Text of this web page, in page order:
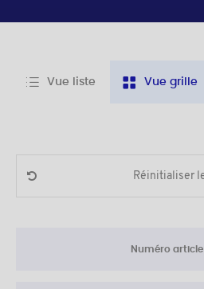
Vue liste Vue grille
Réinitialiser
Numéro article